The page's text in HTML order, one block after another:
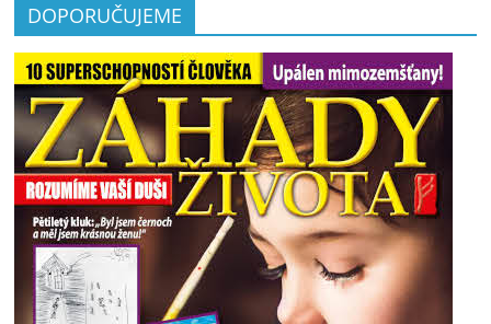
DOPORUČUJEME